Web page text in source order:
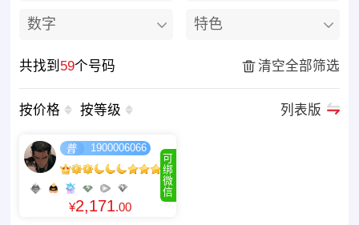
数字 特色
共找到 59个号码 清空全部筛选
按价格 按等级 列表版
可
绑
微
信
1900006066
¥2,171.00